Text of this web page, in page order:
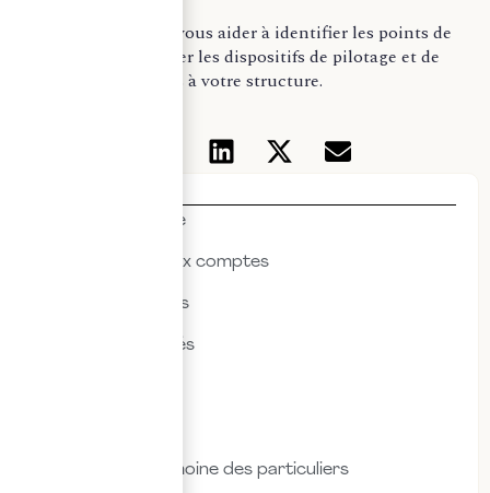
Actualités & veille
Commissariat aux comptes
Droit des affaires
Droit des sociétés
Fiscalité & patrimoine des particuliers
peut vous aider à identifier les points de
fragilité et à renforcer les dispositifs de pilotage et de
sécurisation adaptés à votre structure.